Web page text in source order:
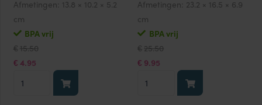
Afmetingen:
13.8 × 10.2 × 5.2
cm
BPA vrij
€ 15.50
Oorspronkelijke
prijs
was:
€ 4.95
Huidige
prijs
is:
Vershouddozen
Afmetingen: 23.2 × 16.5 × 6.9
cm
BPA vrij
€ 25.50
Oorspronkelijke
prijs
was:
€ 9.95
Huidige
prijs
is:
Vershouddozen